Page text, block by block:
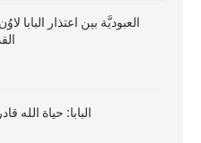
العبوديَّة بين اعتذار البابا
البابا: حياة الله